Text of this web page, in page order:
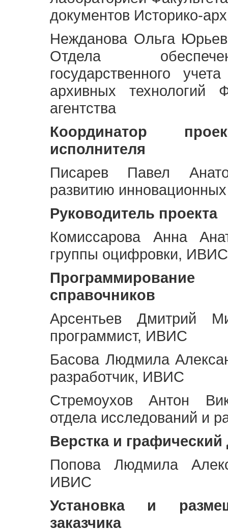
документов Историко-
Нежданова Ольга
Отдела
государственного
архивных технологий
агентства
Координатор
исполнителя
Писарев Павел
развитию
Руководитель проекта
Комиссарова Анна
группы оцифровки, ИВИС
Программирование
справочников
Арсентьев Дмитрий
программист, ИВИС
Басова Людмила
разработчик, ИВИС
Стремоухов Антон
отдела исследований и
Верстка и графический
Попова Людмила
ИВИС
Установка и
заказчика